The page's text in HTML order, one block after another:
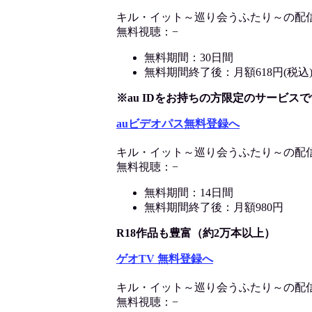
キル・イット～巡り会うふたり～の
無料視聴：−
無料期間：30日間
無料期間終了後：月額618円(税込)
※au IDをお持ちの方限定のサービス
auビデオパス無料登録へ
キル・イット～巡り会うふたり～の配
無料視聴：−
無料期間：14日間
無料期間終了後：月額980円
R18作品も豊富（約2万本以上）
ゲオTV 無料登録へ
キル・イット～巡り会うふたり～の配
無料視聴：−